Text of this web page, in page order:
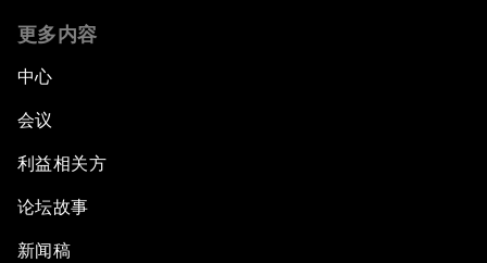
更多内容
中心
会议
利益相关方
论坛故事
新闻稿